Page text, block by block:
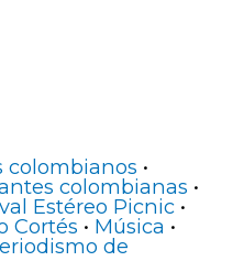
colombianos •
colombianas •
Estéreo Picnic •
Cortés • Música •
de